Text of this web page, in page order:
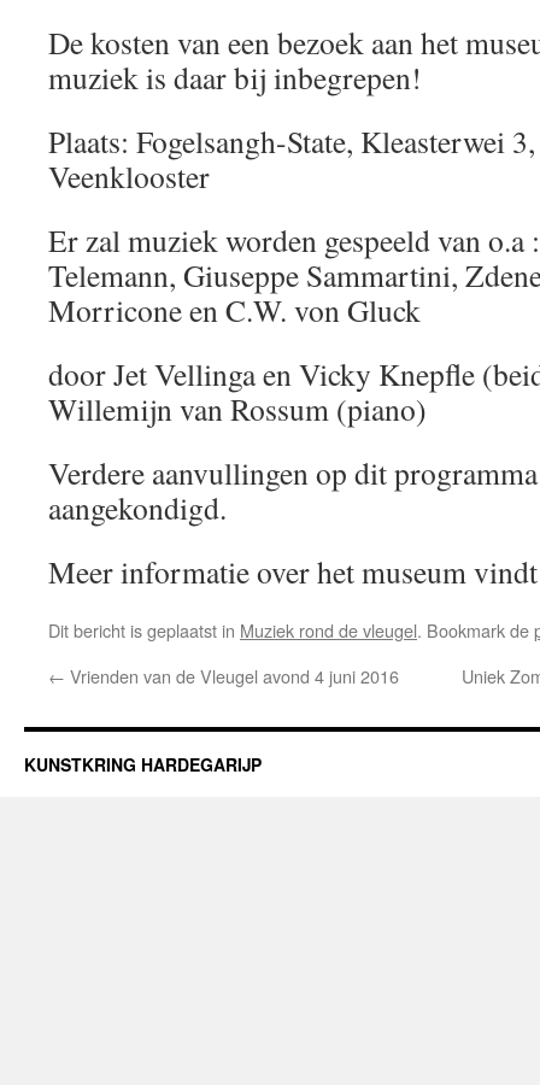
De kosten van een bezoek aan het
muziek is daar bij inbegrepen!
Plaats: Fogelsangh-State, Kleasterwei
Veenklooster
Er zal muziek worden gespeeld van
Telemann, Giuseppe Sammartini,
Morricone en C.W. von Gluck
door Jet Vellinga en Vicky Knepfle
Willemijn van Rossum (piano)
Verdere aanvullingen op dit
aangekondigd.
Meer informatie over het museum
Dit bericht is geplaatst in Muziek rond de vleugel. Bookmark de
← Vrienden van de Vleugel avond 4 juni 2016 Uniek
KUNSTKRING HARDEGARIJP